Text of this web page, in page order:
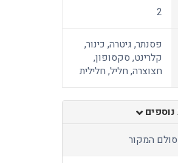
2
פסנתר, גיטרה, כינור,
קלרינט, סקסופון,
חצוצרה, חליל, חלילית
נוספים
סולם המקור